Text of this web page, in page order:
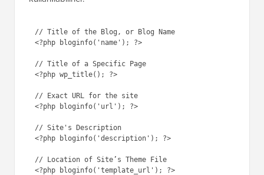
// Title of the Blog, or Blog Name
<?php bloginfo('name'); ?>
// Title of a Specific Page
<?php wp_title(); ?>
// Exact URL for the site
<?php bloginfo('url'); ?>
// Site's Description
<?php bloginfo('description'); ?>
// Location of Site’s Theme File
<?php bloginfo('template_url'); ?>